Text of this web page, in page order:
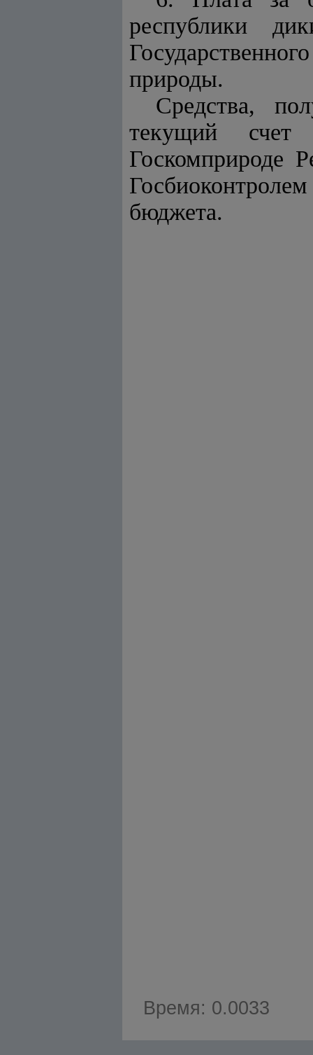
республики
природы.
Средства,
текущий счет
Госкомприроде
бюджета.
Время: 0.0033